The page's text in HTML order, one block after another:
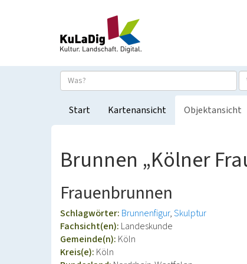
Start Kartenansicht Objektansicht
Brunnen „Kölner
Frauenbrunnen
Schlagwörter: Brunnenfigur Skulptur
Fachsicht(en): Landeskunde
Gemeinde(n): Köln
Kreis(e): Köln